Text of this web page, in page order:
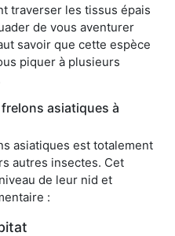
traverser les tissus épais
de vous aventurer
savoir que cette espèce
piquer à plusieurs
asiatiques à
asiatiques est totalement
autres insectes. Cet
de leur nid et
: